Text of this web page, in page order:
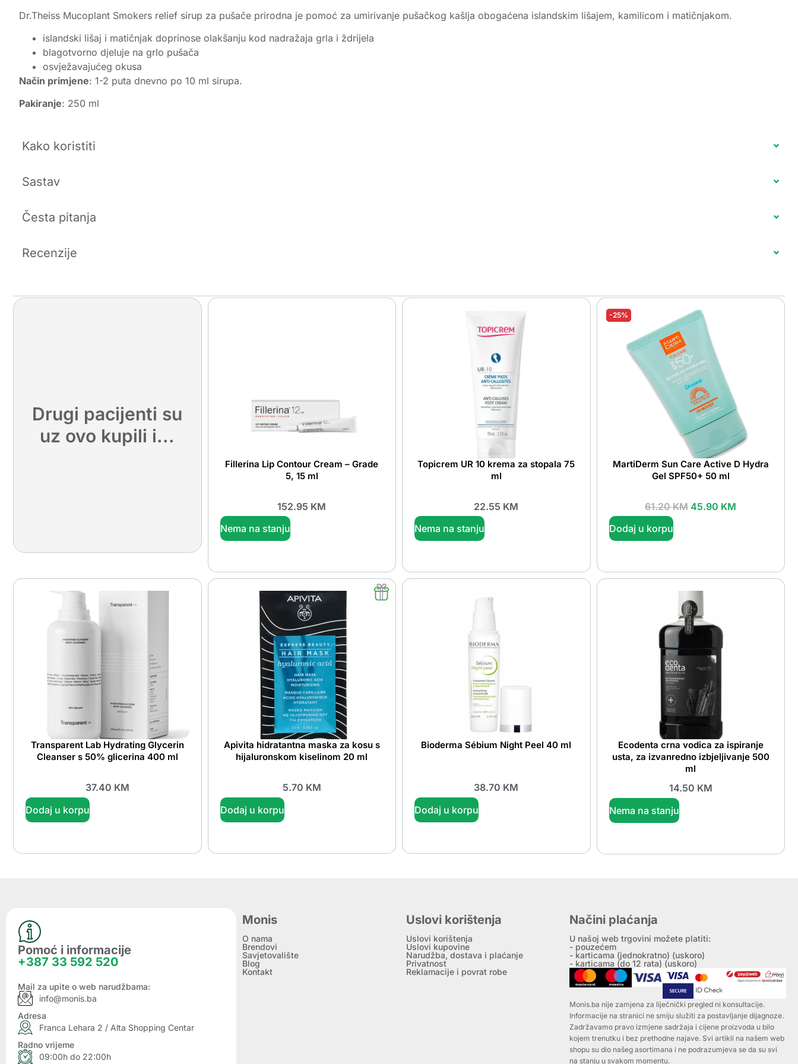
Dr.Theiss Mucoplant Smokers relief sirup za pušače prirodna je pomoć za umirivanje pušačkog kašlja obogaćena islandskim lišajem, kamilicom i matičnjakom.
islandski lišaj i matičnjak doprinose olakšanju kod nadražaja grla i ždrijela
blagotvorno djeluje na grlo pušača
osvježavajućeg okusa
Način primjene: 1-2 puta dnevno po 10 ml sirupa.
Pakiranje: 250 ml
Kako koristiti
Sastav
Česta pitanja
Recenzije
Drugi pacijenti su
uz ovo kupili i...
Fillerina Lip Contour Cream – Grade
5, 15 ml
152.95 KM
Nema na stanju
Topicrem UR 10 krema za stopala 75
ml
22.55 KM
Nema na stanju
-25%
MartiDerm Sun Care Active D Hydra
Gel SPF50+ 50 ml
61.20KM 45.90 KM
Dodaj u korpu
Transparent Lab Hydrating Glycerin
Cleanser s 50% glicerina 400 ml
37.40 KM
Dodaj u korpu
Apivita hidratantna maska za kosu s
hijaluronskom kiselinom 20 ml
5.70 KM
Dodaj u korpu
Bioderma Sébium Night Peel 40 ml
38.70 KM
Dodaj u korpu
Ecodenta crna vodica za ispiranje
usta, za izvanredno izbjeljivanje 500
ml
14.50 KM
Nema na stanju
Pomoć i informacije
+387 33 592 520
Mail za upite o web narudžbama:
info@monis.ba
Adresa
Franca Lehara 2 / Alta Shopping Centar
Radno vrijeme
09:00h do 22:00h
Monis
O nama
Brendovi
Savjetovalište
Blog
Kontakt
Uslovi korištenja
Uslovi korištenja
Uslovi kupovine
Narudžba, dostava i plaćanje
Privatnost
Reklamacije i povrat robe
Načini plaćanja
U našoj web trgovini možete platiti:
- pouzećem
- karticama (jednokratno) (uskoro)
- karticama (do 12 rata) (uskoro)
Monis.ba nije zamjena za liječnički pregled ni konsultacije.
Informacije na stranici ne smiju služiti za postavljanje dijagnoze.
Zadržavamo pravo izmjene sadržaja i cijene proizvoda u bilo
kojem trenutku i bez prethodne najave. Svi artikli na našem web
shopu su dio našeg asortimana i ne podrazumjeva se da su svi
na stanju u svakom momentu.